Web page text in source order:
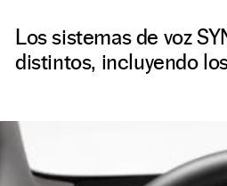
Los sistemas de voz
distintos, incluyendo